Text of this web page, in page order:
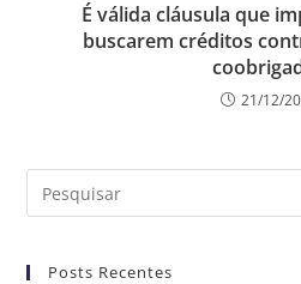
É válida cláusula que
buscarem créditos
21/12/
Posts Recentes